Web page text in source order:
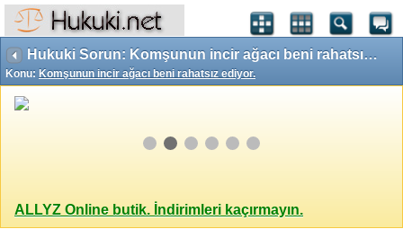
Hukuki Sorun: Komşunun incir ağacı beni rahatsız ediyor.
Konu: Komşunun incir ağacı beni rahatsız ediyor.
ALLYZ Online butik. İndirimleri kaçırmayın.